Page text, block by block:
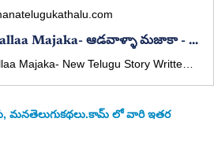
Adavallaa Majaka- ఆడవాళ్ళా మజాకా - New Telugu Story Written By Addanki Lakshmi
మనతెలుగుకథలు.కామ్ లో వారి ఇతర